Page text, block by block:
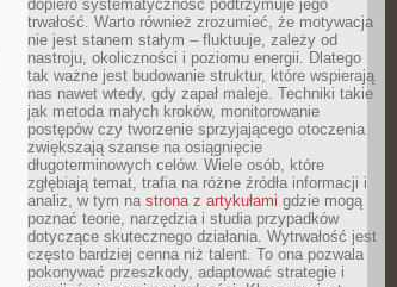
dopiero systematyczność podtrzymuje jego
trwałość. Warto również zrozumieć, że motywacja
nie jest stanem stałym – fluktuuje, zależy od
nastroju, okoliczności i poziomu energii. Dlatego
tak ważne jest budowanie struktur, które wspierają
nas nawet wtedy, gdy zapał maleje. Techniki takie
jak metoda małych kroków, monitorowanie
postępów czy tworzenie sprzyjającego otoczenia
zwiększają szanse na osiągnięcie
długoterminowych celów. Wiele osób, które
zgłębiają temat, trafia na różne źródła informacji i
analiz, w tym na strona z artykułami gdzie mogą
poznać teorie, narzędzia i studia przypadków
dotyczące skutecznego działania. Wytrwałość jest
często bardziej cenna niż talent. To ona pozwala
pokonywać przeszkody, adaptować strategie i